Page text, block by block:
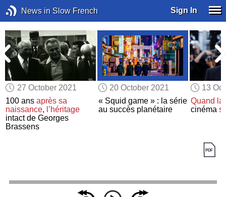
News in Slow French Sign In
27 October 2021
100 ansaprès sa
naissance, l’héritage
intact de Georges
Brassens
20 October 2021
« Squid game » : la série
au succès planétaire
13
Quand la
cinéma